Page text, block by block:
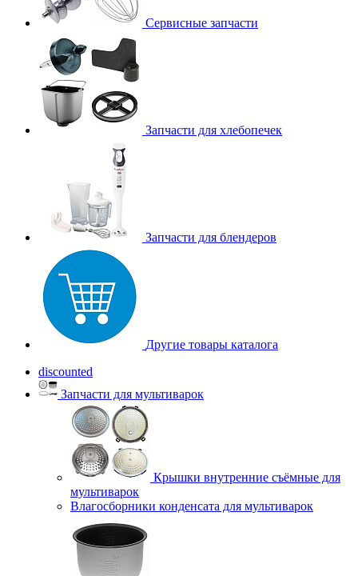
Сервисные запчасти
Запчасти для хлебопечек
Запчасти для блендеров
Другие товары каталога
discounted
Запчасти для мультиварок
Крышки внутренние съёмные для
мультиварок
Влагосборники конденсата для мультиварок